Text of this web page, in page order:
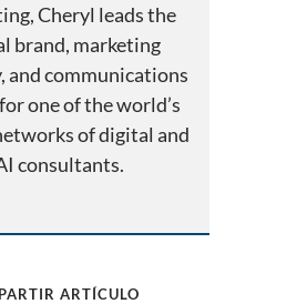
Cheryl leads the
brand, marketing
and communications
one of the world’s
of digital and
consultants.
ARTÍCULO